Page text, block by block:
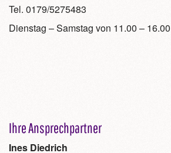
Tel. 0179/5275483
Dienstag – Samstag von 11.00 – 16.00
Ihre Ansprechpartner
Ines Diedrich